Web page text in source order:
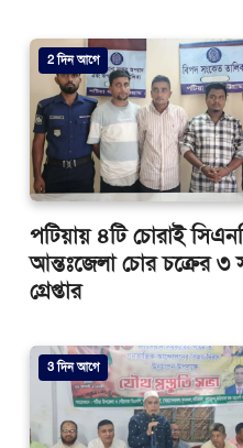
2 দিন আগে
পটিয়ায় ৪টি চোরাই
আন্তঃজেলা চোর চক্রের ৩
গ্রেপ্তার
3 দিন আগে